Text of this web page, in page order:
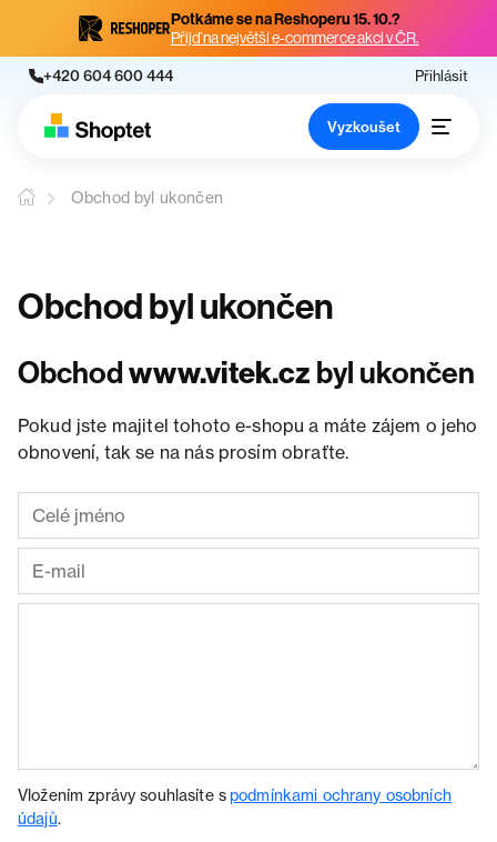
Potkáme se na Reshoperu 15. 10.?
Přijď na největší e-commerce akci v ČR.
+420 604 600 444 Přihlásit
Vyzkoušet
Obchod byl ukončen
Obchod byl ukončen
Obchodwww.vitek.cz byl ukončen
Pokud jste majitel tohoto e-shopu a máte zájem o jeho
obnovení, tak se na nás prosím obraťte.
Vložením zprávy souhlasíte spodmínkami ochrany osobních
údajů.